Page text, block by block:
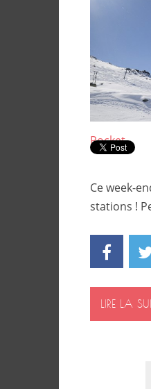
Pocket
Ce week-
stations !
LIRE LA